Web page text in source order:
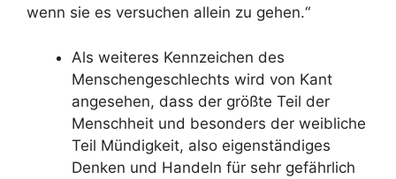
wenn sie es versuchen allein zu gehen.“
Als weiteres Kennzeichen des
Menschengeschlechts wird von Kant
angesehen, dass der größte Teil der
Menschheit und besonders der weibliche
Teil Mündigkeit, also eigenständiges
Denken und Handeln für sehr gefährlich